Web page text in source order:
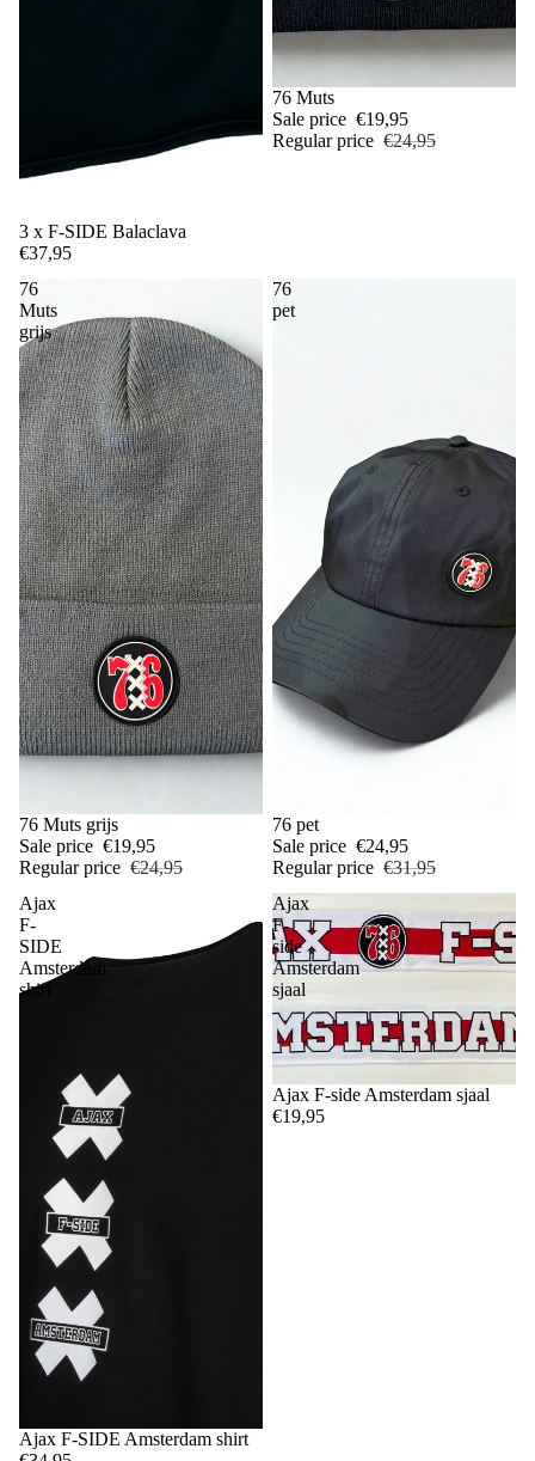
3 x F-SIDE Balaclava
€37,95
Sale
76 Muts
Sale price €19,95
Regular price €24,95
76
Muts
grijs
Sale
76 Muts grijs
Sale price €19,95
Regular price €24,95
76
pet
Sale
76 pet
Sale price €24,95
Regular price €31,95
Ajax
F-
SIDE
Amsterdam
shirt
Ajax F-SIDE Amsterdam shirt
Ajax
F-
side
Amsterdam
sjaal
Ajax F-side Amsterdam sjaal
€19,95